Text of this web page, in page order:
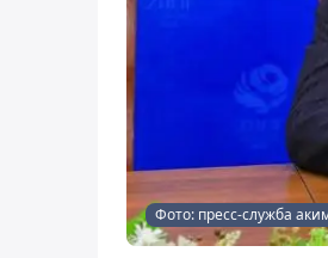
Фото: пресс-служба